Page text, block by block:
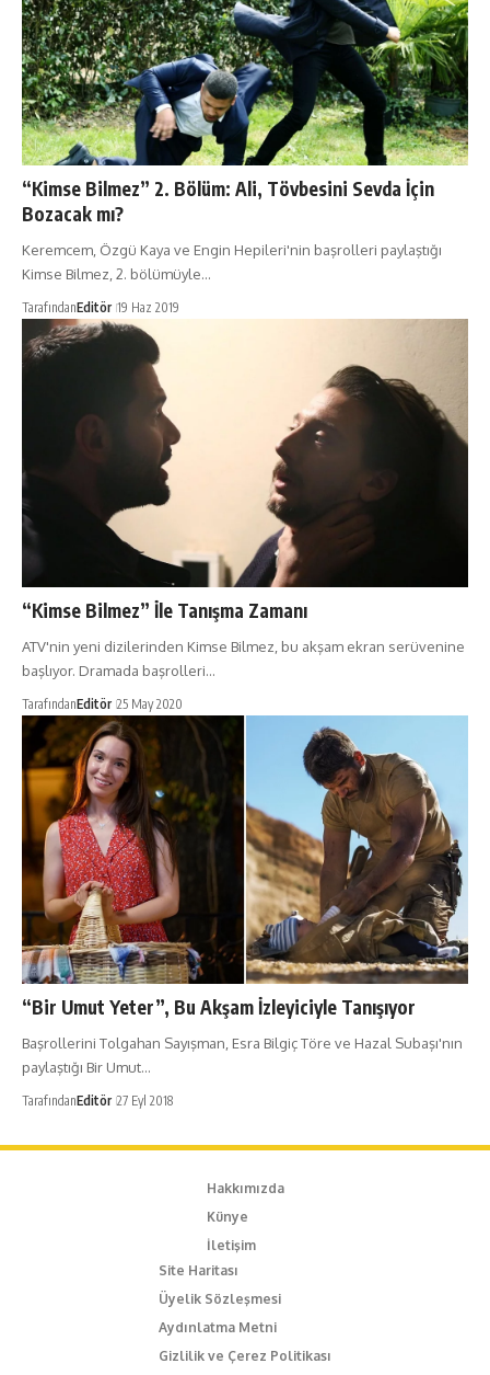
“Kimse Bilmez” 2. Bölüm: Ali, Tövbesini Sevda İçin
Bozacak mı?
Keremcem, Özgü Kaya ve Engin Hepileri'nin başrolleri paylaştığı
Kimse Bilmez, 2. bölümüyle…
TarafındanEditör 19 Haz 2019
“Kimse Bilmez” İle Tanışma Zamanı
ATV'nin yeni dizilerinden Kimse Bilmez, bu akşam ekran serüvenine
başlıyor. Dramada başrolleri…
TarafındanEditör 25 May 2020
“Bir Umut Yeter”, Bu Akşam İzleyiciyle Tanışıyor
Başrollerini Tolgahan Sayışman, Esra Bilgiç Töre ve Hazal Subaşı'nın
paylaştığı Bir Umut…
TarafındanEditör 27 Eyl 2018
Hakkımızda
Künye
İletişim
Site Haritası
Üyelik Sözleşmesi
Aydınlatma Metni
Gizlilik ve Çerez Politikası